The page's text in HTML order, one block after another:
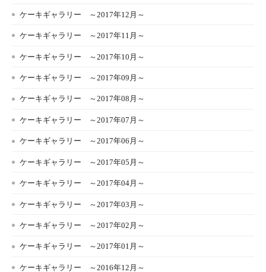
ケーキギャラリー ～2017年12月～
ケーキギャラリー ～2017年11月～
ケーキギャラリー ～2017年10月～
ケーキギャラリー ～2017年09月～
ケーキギャラリー ～2017年08月～
ケーキギャラリー ～2017年07月～
ケーキギャラリー ～2017年06月～
ケーキギャラリー ～2017年05月～
ケーキギャラリー ～2017年04月～
ケーキギャラリー ～2017年03月～
ケーキギャラリー ～2017年02月～
ケーキギャラリー ～2017年01月～
ケーキギャラリー ～2016年12月～